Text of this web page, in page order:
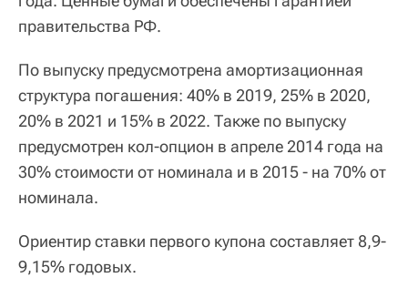
правительства РФ.
По выпуску предусмотрена амортизационная
структура погашения: 40% в 2019, 25% в 2020,
20% в 2021 и 15% в 2022. Также по выпуску
предусмотрен кол-опцион в апреле 2014 года на
30% стоимости от номинала и в 2015 - на 70% от
номинала.
Ориентир ставки первого купона составляет 8,9-
9,15% годовых.